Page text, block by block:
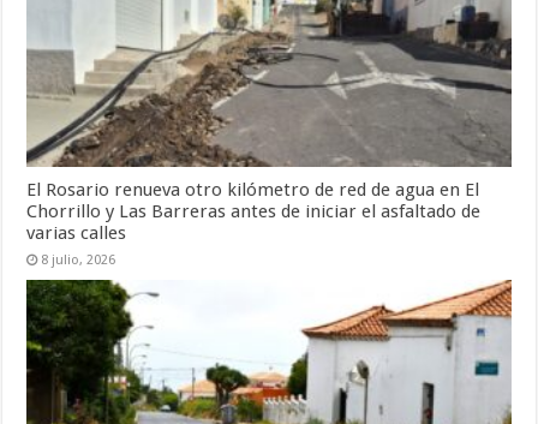
El Rosario renueva otro kilómetro de red de agua en El
Chorrillo y Las Barreras antes de iniciar el asfaltado de
varias calles
8 julio, 2026